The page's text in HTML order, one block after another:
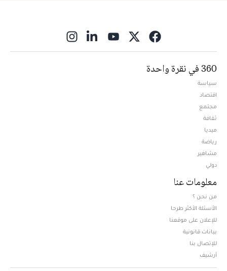
360 في نقرة واحدة
سياسة
اقتصاد
مجتمع
ثقافة
ميديا
رياضة
مشاهير
دولي
معلومات عنا
من نحن ؟
الأسئلة الأكثر طرحا
للإعلان على موقعنا
بيانات قانونية
للإتصال بنا
أرشيف